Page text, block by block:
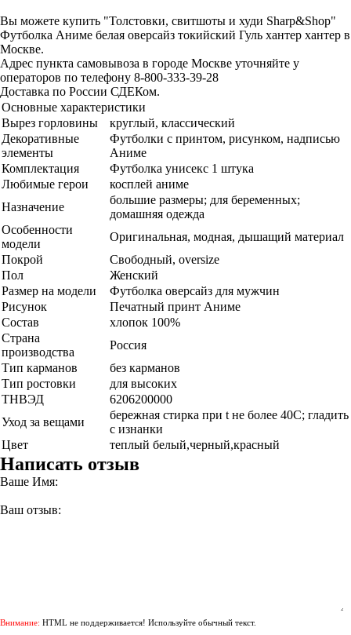
Вы можете купить "Толстовки, свитшоты и худи Sharp&Shop"
Футболка Аниме белая оверсайз токийский Гуль хантер хантер в
Москве.
Адрес пункта самовывоза в городе Москве уточняйте у
операторов по телефону 8-800-333-39-28
Доставка по России СДЕКом.
Основные характеристики
Вырез горловины
круглый, классический
Декоративные
элементы
Футболки с принтом, рисунком, надписью
Аниме
Комплектация
Футболка унисекс 1 штука
Любимые герои
косплей аниме
Назначение
большие размеры; для беременных;
домашняя одежда
Особенности
модели
Оригинальная, модная, дышащий материал
Покрой
Свободный, oversize
Пол
Женский
Размер на модели
Футболка оверсайз для мужчин
Рисунок
Печатный принт Аниме
Состав
хлопок 100%
Страна
производства
Россия
Тип карманов
без карманов
Тип ростовки
для высоких
ТНВЭД
6206200000
Уход за вещами
бережная стирка при t не более 40С; гладить
с изнанки
Цвет
теплый белый,черный,красный
Написать отзыв
Ваше Имя:
Ваш отзыв:
Внимание: HTML не поддерживается! Используйте обычный текст.